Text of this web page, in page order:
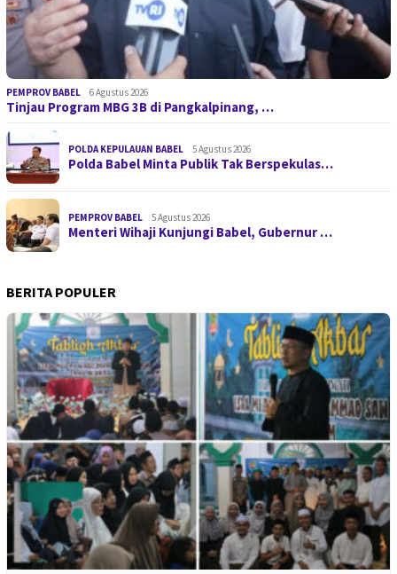
PEMPROV BABEL 6 Agustus 2026
Tinjau Program MBG 3B di Pangkalpinang, …
POLDA KEPULAUAN BABEL 5 Agustus 2026
Polda Babel Minta Publik Tak Berspekulas…
PEMPROV BABEL 5 Agustus 2026
Menteri Wihaji Kunjungi Babel, Gubernur …
BERITA POPULER